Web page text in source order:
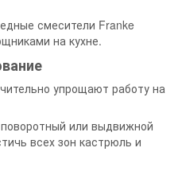
смесители Franke
на кухне.
упрощают работу на
или выдвижной
всех зон кастрюль и